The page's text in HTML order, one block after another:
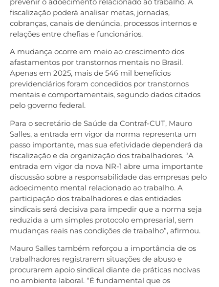
fiscalização poderá analisar metas, jornadas,
cobranças, canais de denúncia, processos internos e
relações entre chefias e funcionários.
A mudança ocorre em meio ao crescimento dos
afastamentos por transtornos mentais no Brasil.
Apenas em 2025, mais de 546 mil benefícios
previdenciários foram concedidos por transtornos
mentais e comportamentais, segundo dados citados
pelo governo federal.
Para o secretário de Saúde da Contraf-CUT, Mauro
Salles, a entrada em vigor da norma representa um
passo importante, mas sua efetividade dependerá da
fiscalização e da organização dos trabalhadores. “A
entrada em vigor da nova NR-1 abre uma importante
discussão sobre a responsabilidade das empresas pelo
adoecimento mental relacionado ao trabalho. A
participação dos trabalhadores e das entidades
sindicais será decisiva para impedir que a norma seja
reduzida a um simples protocolo empresarial, sem
mudanças reais nas condições de trabalho”, afirmou.
Mauro Salles também reforçou a importância de os
trabalhadores registrarem situações de abuso e
procurarem apoio sindical diante de práticas nocivas
no ambiente laboral. “É fundamental que os